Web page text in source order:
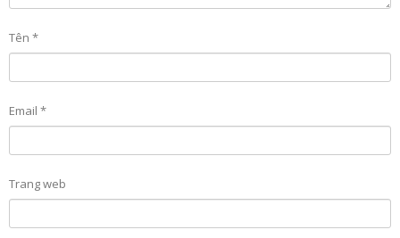
Tên *
Email *
Trang web